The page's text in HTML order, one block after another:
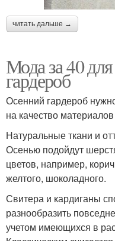
читать дальше →
Мода за 40
гардероб
Осенний гардероб
на качество
Натуральные ткани и
Осенью подойдут
цветов, например,
желтого, шоколадного.
Свитера и кардиганы
разнообразить
учетом имеющихся в